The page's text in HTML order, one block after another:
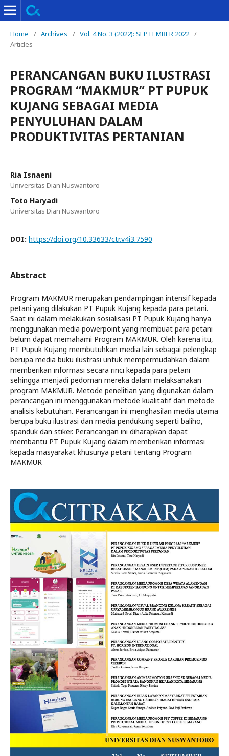
Home / Archives / Vol. 4 No. 3 (2022): SEPTEMBER 2022 /
Articles
PERANCANGAN BUKU ILUSTRASI
PROGRAM “MAKMUR” PT PUPUK
KUJANG SEBAGAI MEDIA
PENYULUHAN DALAM
PRODUKTIVITAS PERTANIAN
Ria Isnaeni
Universitas Dian Nuswantoro
Toto Haryadi
Universitas Dian Nuswantoro
DOI: https://doi.org/10.33633/ctr.v4i3.7590
Abstract
Program MAKMUR merupakan pendampingan intensif kepada
petani yang dilakukan PT Pupuk Kujang kepada para petani.
Saat ini dalam melakukan sosialisasi PT Pupuk Kujang hanya
menggunakan media powerpoint yang membuat para petani
belum dapat memahami Program MAKMUR. Oleh karena itu,
PT Pupuk Kujang membutuhkan media lain sebagai pelengkap
berupa media buku ilustrasi untuk mempermudahkan dalam
memberikan informasi secara rinci kepada para petani
sehingga menjadi pedoman mereka dalam melaksanakan
program MAKMUR. Metode penelitian yang digunakan dalam
perancangan ini menggunakan metode kualitatif dan metode
analisis kebutuhan. Perancangan ini menghasilan media utama
berupa buku ilustrasi dan media pendukung seperti baliho,
spanduk dan stiker. Perancangan ini diharapkan dapat
membantu PT Pupuk Kujang dalam memberikan informasi
kepada masyarakat khusunya petani tentang Program
MAKMUR